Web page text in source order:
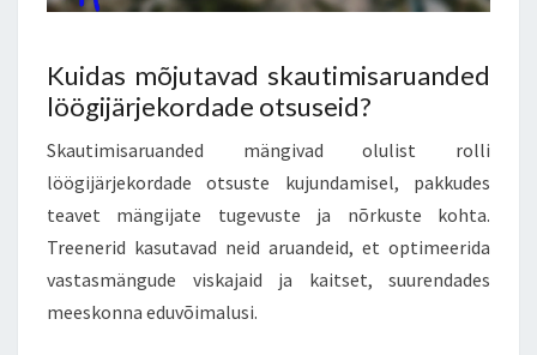
Kuidas mõjutavad skautimisaruanded
löögijärjekordade otsuseid?
Skautimisaruanded mängivad olulist rolli
löögijärjekordade otsuste kujundamisel, pakkudes
teavet mängijate tugevuste ja nõrkuste kohta.
Treenerid kasutavad neid aruandeid, et optimeerida
vastasmängude viskajaid ja kaitset, suurendades
meeskonna eduvõimalusi.